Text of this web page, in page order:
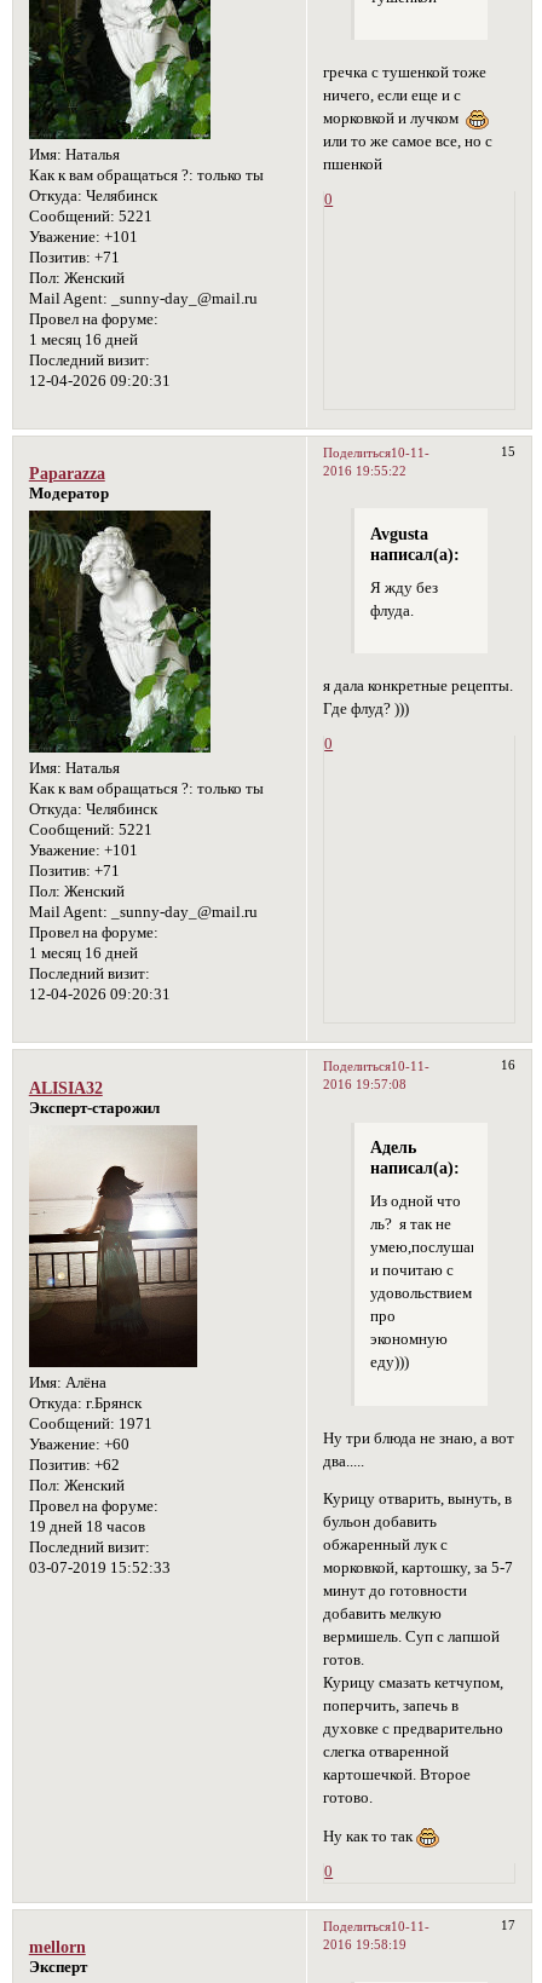
Имя: Наталья
Как к вам обращаться ?: только ты
Откуда: Челябинск
Сообщений: 5221
Уважение: +101
Позитив: +71
Пол: Женский
Mail Agent: _sunny-day_@mail.ru
Провел на форуме:
1 месяц 16 дней
Последний визит:
12-04-2026 09:20:31
гречка с тушенкой тоже
ничего, если еще и с
морковкой и лучком
или то же самое все, но с
пшенкой
0
Поделиться 15
10-11-
2016 19:55:22
Paparazza
Модератор
Имя: Наталья
Как к вам обращаться ?: только ты
Откуда: Челябинск
Сообщений: 5221
Уважение: +101
Позитив: +71
Пол: Женский
Mail Agent: _sunny-day_@mail.ru
Провел на форуме:
1 месяц 16 дней
Последний визит:
12-04-2026 09:20:31
Avgusta
написал(а):
Я жду без
флуда.
я дала конкретные рецепты.
Где флуд? )))
0
Поделиться 16
10-11-
2016 19:57:08
ALISIA32
Эксперт-старожил
Имя: Алёна
Откуда: г.Брянск
Сообщений: 1971
Уважение: +60
Позитив: +62
Пол: Женский
Провел на форуме:
19 дней 18 часов
Последний визит:
03-07-2019 15:52:33
Адель
написал(а):
Из одной что
ль? я так не
умею,послушаю
и почитаю с
удовольствием
про
экономную
еду)))
Ну три блюда не знаю, а вот
два.....
Курицу отварить, вынуть, в
бульон добавить
обжаренный лук с
морковкой, картошку, за 5-7
минут до готовности
добавить мелкую
вермишель. Суп с лапшой
готов.
Курицу смазать кетчупом,
поперчить, запечь в
духовке с предварительно
слегка отваренной
картошечкой. Второе
готово.
Ну как то так
0
Поделиться 17
10-11-
2016 19:58:19
mellorn
Эксперт